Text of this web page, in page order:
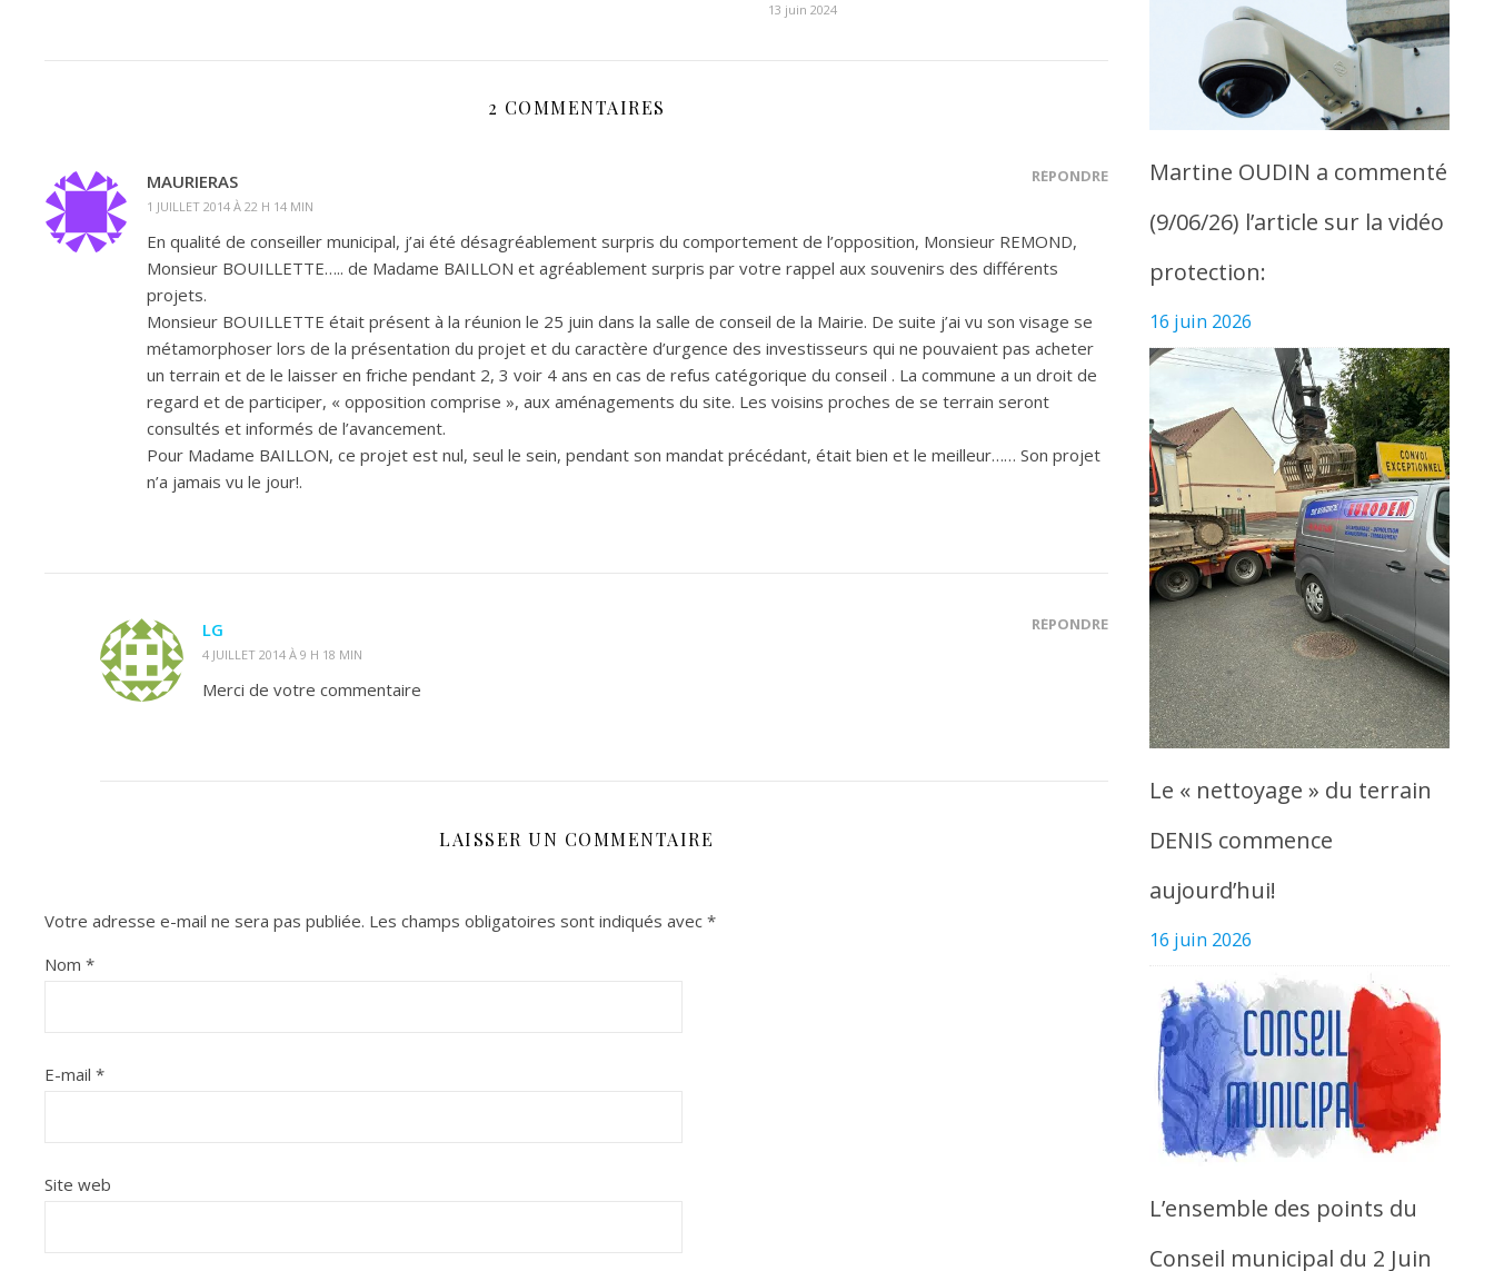
13 juin 2024
2 COMMENTAIRES
MAURIERAS
1 JUILLET 2014 À 22 H 14 MIN
RÉPONDRE
En qualité de conseiller municipal, j’ai été désagréablement surpris du comportement de l’opposition, Monsieur REMOND,
Monsieur BOUILLETTE….. de Madame BAILLON et agréablement surpris par votre rappel aux souvenirs des différents
projets.
Monsieur BOUILLETTE était présent à la réunion le 25 juin dans la salle de conseil de la Mairie. De suite j’ai vu son visage se
métamorphoser lors de la présentation du projet et du caractère d’urgence des investisseurs qui ne pouvaient pas acheter
un terrain et de le laisser en friche pendant 2, 3 voir 4 ans en cas de refus catégorique du conseil . La commune a un droit de
regard et de participer, « opposition comprise », aux aménagements du site. Les voisins proches de se terrain seront
consultés et informés de l’avancement.
Pour Madame BAILLON, ce projet est nul, seul le sein, pendant son mandat précédant, était bien et le meilleur…… Son projet
n’a jamais vu le jour!.
LG
4 JUILLET 2014 À 9 H 18 MIN
RÉPONDRE
Merci de votre commentaire
LAISSER UN COMMENTAIRE
Votre adresse e-mail ne sera pas publiée. Les champs obligatoires sont indiqués avec *
Nom *
E-mail *
Site web
Martine OUDIN a commenté
(9/06/26) l’article sur la vidéo
protection:
16 juin 2026
Le « nettoyage » du terrain
DENIS commence
aujourd’hui!
16 juin 2026
L’ensemble des points du
Conseil municipal du 2 Juin